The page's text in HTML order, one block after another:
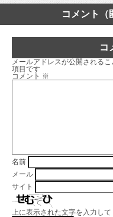
コメント（
コ
メールアドレスが公開されるこ
項目です
コメント ※
名前
メール
サイト
上に表示された文字を入力して